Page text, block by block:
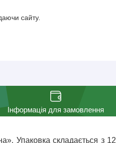
сайту.
Інформація для замовлення
Упаковка складається з 12